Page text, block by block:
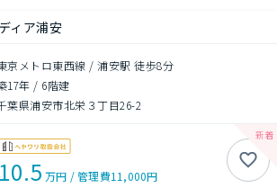
ィア浦安
京メトロ東西線 / 浦安駅 徒歩8分
17年 / 6階建
葉県浦安市北栄３丁目26-2
10.5 万円 /管理費11,000円